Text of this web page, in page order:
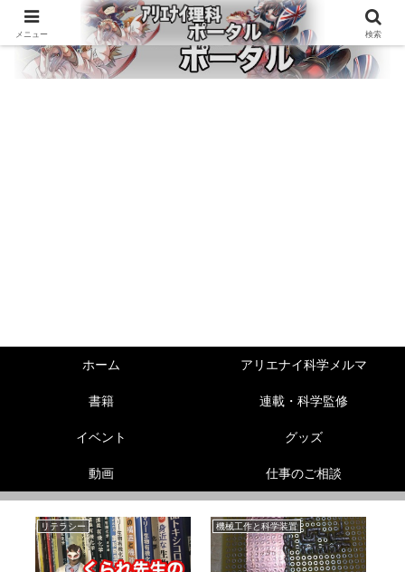
ホーム アリエナイ科学メルマ
書籍 連載・科学監修
イベント グッズ
動画 仕事のご相談
リテラシー 機械工作と科学装置
メニュー 検索